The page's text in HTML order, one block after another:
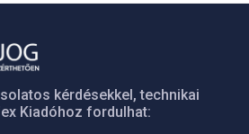
kérdésekkel, technikai
Kiadóhoz fordulhat: